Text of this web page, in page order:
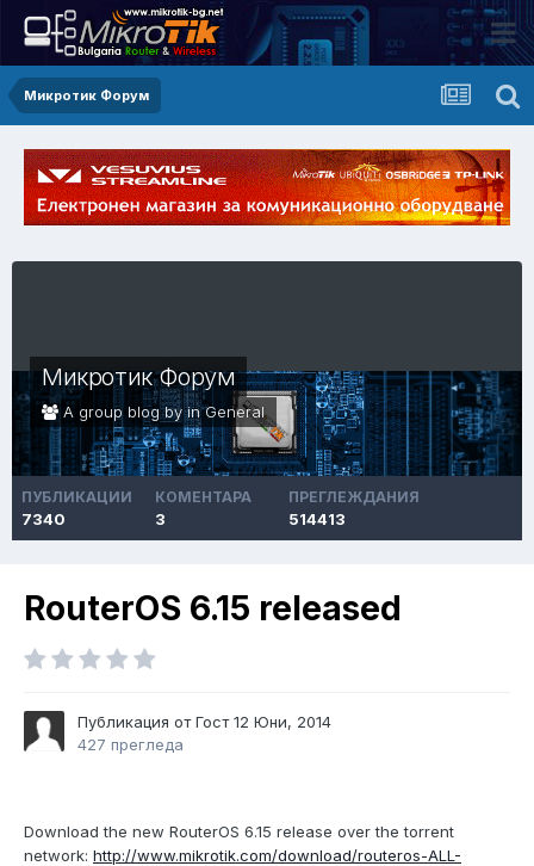
Микротик Форум
Микротик Форум
A group blog by inGeneral
ПУБЛИКАЦИИ
7340
КОМЕНТАРА
3
ПРЕГЛЕЖДАНИЯ
514413
RouterOS 6.15 released
Публикация от Гост12 Юни, 2014
427 прегледа
Download the new RouterOS 6.15 release over the torrent
network: http://www.mikrotik.com/download/routeros-ALL-